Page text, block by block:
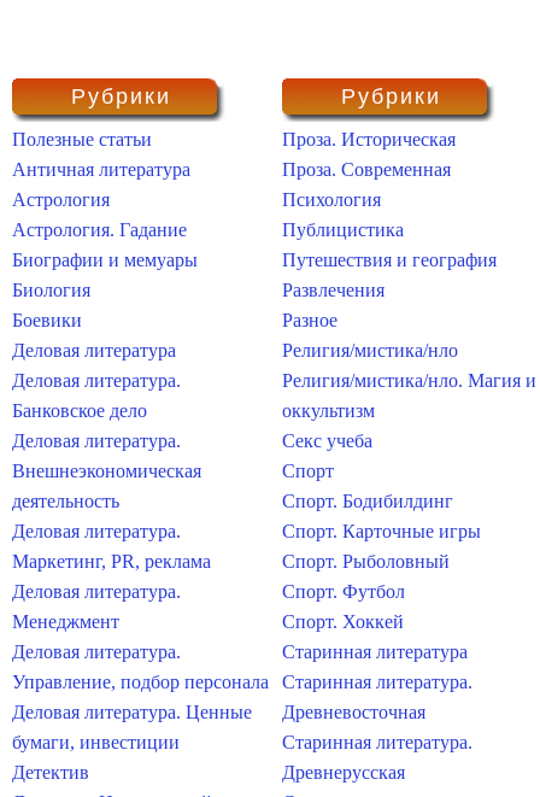
Рубрики
Полезные статьи
Античная литература
Астрология
Астрология. Гадание
Биографии и мемуары
Биология
Боевики
Деловая литература
Деловая литература.
Банковское дело
Деловая литература.
Внешнеэкономическая
деятельность
Деловая литература.
Маркетинг, PR, реклама
Деловая литература.
Менеджмент
Деловая литература.
Управление, подбор персонала
Деловая литература. Ценные
бумаги, инвестиции
Детектив
Рубрики
Проза. Историческая
Проза. Современная
Психология
Публицистика
Путешествия и география
Развлечения
Разное
Религия/мистика/нло
Религия/мистика/нло. Магия и
оккультизм
Секс учеба
Спорт
Спорт. Бодибилдинг
Спорт. Карточные игры
Спорт. Рыболовный
Спорт. Футбол
Спорт. Хоккей
Старинная литература
Старинная литература.
Древневосточная
Старинная литература.
Древнерусская